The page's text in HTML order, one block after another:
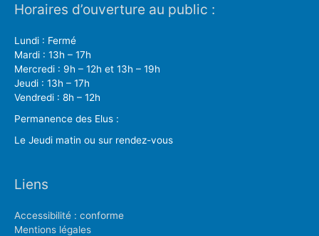
Horaires d’ouverture au public :
Lundi : Fermé
Mardi : 13h – 17h
Mercredi : 9h – 12h et 13h – 19h
Jeudi : 13h – 17h
Vendredi : 8h – 12h
Permanence des Elus :
Le Jeudi matin ou sur rendez-vous
Liens
Accessibilité : conforme
Mentions légales